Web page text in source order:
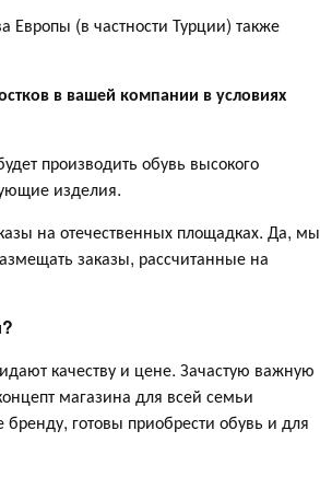
Европы (в частности Турции) также
в вашей компании в условиях
производить обувь высокого
изделия.
на отечественных площадках. Да, мы
заказы, рассчитанные на
качеству и цене. Зачастую важную
магазина для всей семьи
готовы приобрести обувь и для